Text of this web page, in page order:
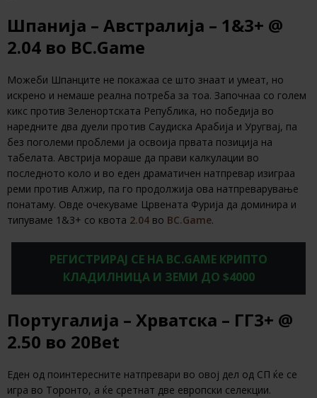
Шпанија – Австралија – 1&3+ @
2.04 во BC.Game
Можеби Шпанците не покажаа се што знаат и умеат, но
искрено и немаше реална потреба за тоа. Започнаа со голем
кикс против Зеленортската Република, но победија во
наредните два дуели против Саудиска Арабија и Уругвај, па
без поголеми проблеми ја освоија првата позиција на
табелата. Австрија мораше да прави калкулации во
последното коло и во еден драматичен натпревар изиграа
реми против Алжир, па го продолжија ова натпреварување
понатаму. Овде очекуваме Црвената Фурија да доминира и
типуваме 1&3+ со квота 2.04 во BC.Game.
РЕГИСТРИРАЈ СЕ НА BC.GAME КРИПТО
КЛАДИЛНИЦА И ЗЕМИ ДО $4000
Португалија – Хрватска – ГГ3+ @
2.50 во 20Bet
Еден од поинтересните натпревари во овој дел од СП ќе се
игра во Торонто, а ќе сретнат две европски селекции.